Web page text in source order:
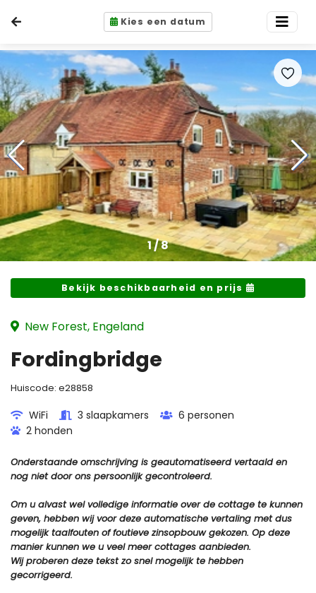
Kies een datum
1/8
Bekijk beschikbaarheid en prijs
New Forest, Engeland
Fordingbridge
Huiscode: e28858
WiFi 3 slaapkamers
6 personen
2 honden
Onderstaande omschrijving is geautomatiseerd vertaald en
nog niet door ons persoonlijk gecontroleerd.
Om u alvast wel volledige informatie over de cottage te kunnen
geven, hebben wij voor deze automatische vertaling met dus
mogelijk taalfouten of foutieve zinsopbouw gekozen. Op deze
manier kunnen we u veel meer cottages aanbieden.
Wij proberen deze tekst zo snel mogelijk te hebben
gecorrigeerd.